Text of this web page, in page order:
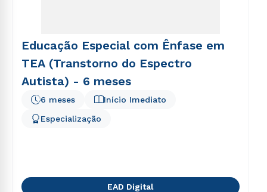
Educação Especial com Ênfase em
TEA (Transtorno do Espectro
Autista) - 6 meses
Início Imediato
6 meses
Especialização
EAD Digital